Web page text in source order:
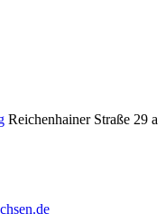
Reichenhainer Straße 29 a